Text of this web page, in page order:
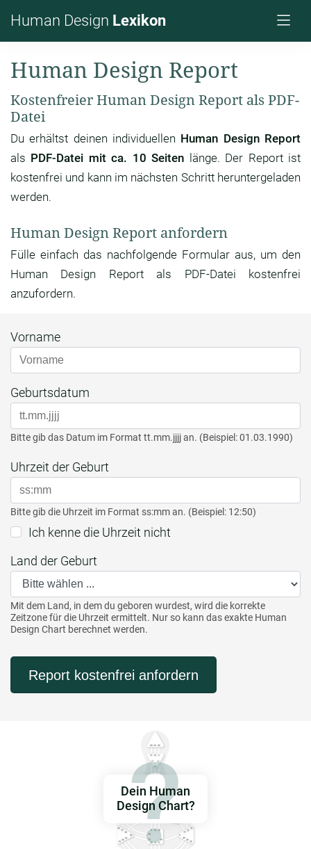
Human Design Lexikon
Human Design Report
Kostenfreier Human Design Report als PDF-
Datei
Du erhältst deinen individuellen Human Design Report
als PDF-Datei mit ca. 10 Seiten länge. Der Report ist
kostenfrei und kann im nächsten Schritt heruntergeladen
werden.
Human Design Report anfordern
Fülle einfach das nachfolgende Formular aus, um den
Human Design Report als PDF-Datei kostenfrei
anzufordern.
Vorname
Geburtsdatum
Bitte gib das Datum im Format tt.mm.jjjj an. (Beispiel: 01.03.1990)
Uhrzeit der Geburt
Bitte gib die Uhrzeit im Format ss:mm an. (Beispiel: 12:50)
Ich kenne die Uhrzeit nicht
Land der Geburt
Mit dem Land, in dem du geboren wurdest, wird die korrekte
Zeitzone für die Uhrzeit ermittelt. Nur so kann das exakte Human
Design Chart berechnet werden.
Report kostenfrei anfordern
Dein Human
Design Chart?